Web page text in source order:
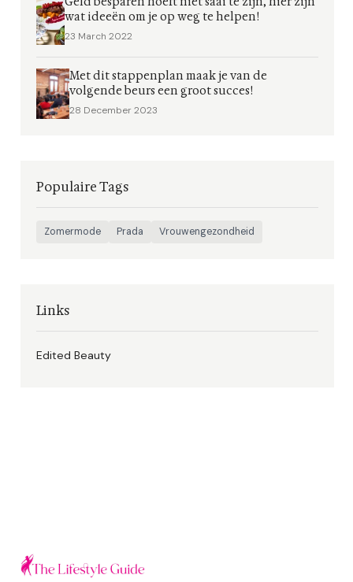
wat ideeën om je op weg te helpen!
23 March 2022
Met dit stappenplan maak je van de
volgende beurs een groot succes!
28 December 2023
Populaire Tags
Zomermode Prada Vrouwengezondheid
Links
Edited Beauty